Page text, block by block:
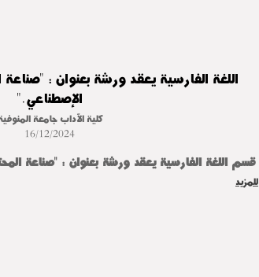
اللغة الفارسية يعقد ورشة بعنوان :
الإصطناعي."
كلية الآداب جامعة
16/12/2024
قسم اللغة الفارسية يعقد ورشة بعنوان : "صناعة
للمزيد